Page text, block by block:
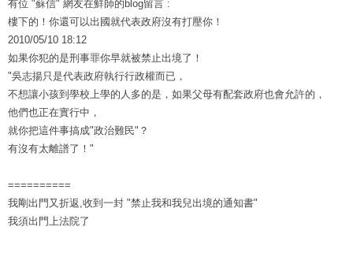
有位 "蘇信" 網友在鮮師的blog留言 :
樓下的！你還可以出國就代表政府沒有打壓你！
2010/05/10 18:12
如果你犯的是刑事罪你早就被禁止出境了！
"吳志揚只是代表政府執行行政權而已，
不想讓小孩到學校上學的人多的是，如果父母有配套政府也會允許的，
他們也正在實行中，
就你把這件事搞成"政治難民"？
有沒有太離譜了！"
==========
我剛出門又折返,收到一封 "禁止我和我兒出境的通知書"
我須出門上法院了